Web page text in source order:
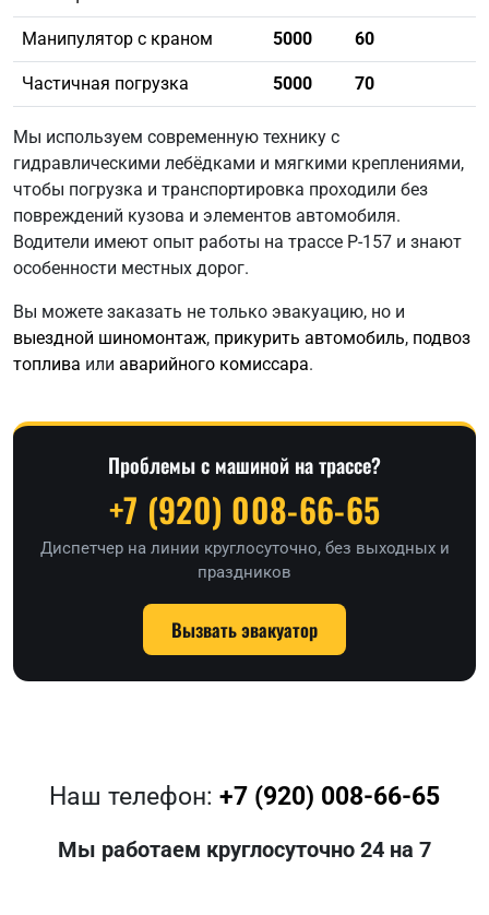
Манипулятор с краном 5000 60
Частичная погрузка 5000 70
Мы используем современную технику с
гидравлическими лебёдками и мягкими креплениями,
чтобы погрузка и транспортировка проходили без
повреждений кузова и элементов автомобиля.
Водители имеют опыт работы на трассе Р-157 и знают
особенности местных дорог.
Вы можете заказать не только эвакуацию, но и
выездной шиномонтаж, прикурить автомобиль, подвоз
топлива или аварийного комиссара.
Проблемы с машиной на трассе?
+7 (920) 008-66-65
Диспетчер на линии круглосуточно, без выходных и
праздников
Вызвать эвакуатор
Наш телефон: +7 (920) 008-66-65
Мы работаем круглосуточно 24 на 7